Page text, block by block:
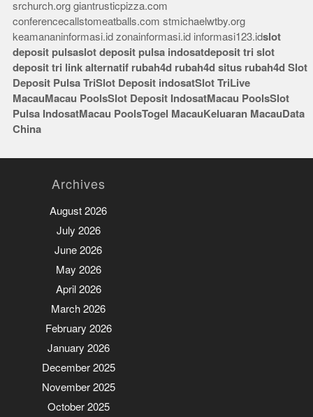
srchurch.org giantrusticpizza.com
conferencecallstomeatballs.com stmichaelwtby.org
keamananinformasi.id zonainformasi.id informasi123.idslot
deposit pulsaslot deposit pulsa indosatdeposit tri slot
deposit tri link alternatif rubah4d rubah4d situs rubah4d Slot
Deposit Pulsa TriSlot Deposit indosatSlot TriLive
MacauMacau PoolsSlot Deposit IndosatMacau PoolsSlot
Pulsa IndosatMacau PoolsTogel MacauKeluaran MacauData
China
Archives
August 2026
July 2026
June 2026
May 2026
April 2026
March 2026
February 2026
January 2026
December 2025
November 2025
October 2025